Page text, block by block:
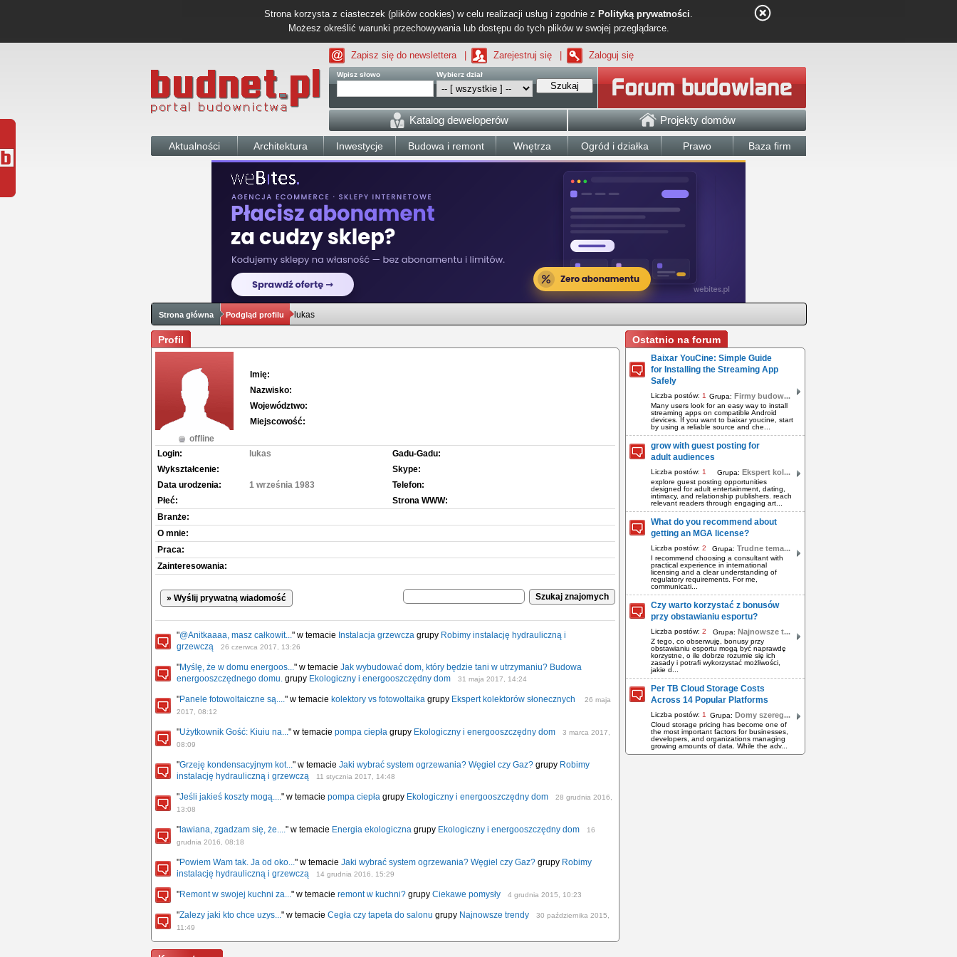
Strona korzysta z ciasteczek (plików cookies) w celu realizacji usług i zgodnie z Polityką prywatności.
Możesz określić warunki przechowywania lub dostępu do tych plików w swojej przeglądarce.
Zapisz się do newslettera Zarejestruj się Zaloguj się
Wpisz słowo Wybierz dział
Szukaj
Katalog deweloperów Projekty domów
Aktualności Architektura Inwestycje Budowa i remont Wnętrza Ogród i działka Prawo Baza firm
Strona główna Podgląd profilu lukas
Profil
offline
Imię:
Nazwisko:
Województwo:
Miejscowość:
Login:
lukas
Wykształcenie:
Data urodzenia:
1 września 1983
Płeć:
Gadu-Gadu:
Skype:
Telefon:
Strona WWW:
Branże:
O mnie:
Praca:
Zainteresowania:
» Wyślij prywatną wiadomość
"@Anitkaaaa, masz całkowit..." w temacie Instalacja grzewcza grupy Robimy instalację hydrauliczną i
grzewczą
26 czerwca 2017, 13:26
"Myślę, że w domu energoos..." w temacie Jak wybudować dom, który będzie tani w utrzymaniu? Budowa
energooszczędnego domu. grupy Ekologiczny i energooszczędny dom 31 maja 2017, 14:24
"Panele fotowoltaiczne są...." w temacie kolektory vs fotowoltaika grupy Ekspert kolektorów słonecznych
26 maja
2017, 08:12
"Użytkownik Gość: Kiuiu na..." w temacie pompa ciepła grupy Ekologiczny i energooszczędny dom
3 marca 2017,
08:09
"Grzeję kondensacyjnym kot..." w temacie Jaki wybrać system ogrzewania? Węgiel czy Gaz? grupy Robimy
instalację hydrauliczną i grzewczą
11 stycznia 2017, 14:48
"Jeśli jakieś koszty mogą...." w temacie pompa ciepła grupy Ekologiczny i energooszczędny dom
28 grudnia 2016,
13:08
" lawiana, zgadzam się, że...." w temacie Energia ekologiczna grupy Ekologiczny i energooszczędny dom
16
grudnia 2016, 08:18
"Powiem Wam tak. Ja od oko..." w temacie Jaki wybrać system ogrzewania? Węgiel czy Gaz? grupy Robimy
instalację hydrauliczną i grzewczą
14 grudnia 2016, 15:29
"Remont w swojej kuchni za..." w temacie remont w kuchni? grupy Ciekawe pomysły 4 grudnia 2015, 10:23
"Zalezy jaki kto chce uzys..." w temacie Cegła czy tapeta do salonu grupy Najnowsze trendy
30 października 2015,
11:49
Ostatnio na forum
Baixar YouCine: Simple Guide
for Installing the Streaming App
Safely
Liczba postów: 1 Grupa: Firmy budow...
Many users look for an easy way to install
streaming apps on compatible Android
devices. If you want to baixar youcine, start
by using a reliable source and che...
grow with guest posting for
adult audiences
Liczba postów: 1 Grupa: Ekspert kol...
explore guest posting opportunities
designed for adult entertainment, dating,
intimacy, and relationship publishers. reach
relevant readers through engaging art...
What do you recommend about
getting an MGA license?
Liczba postów: 2 Grupa: Trudne tema...
I recommend choosing a consultant with
practical experience in international
licensing and a clear understanding of
regulatory requirements. For me,
communicati...
Czy warto korzystać z bonusów
przy obstawianiu esportu?
Liczba postów: 2 Grupa: Najnowsze t...
Z tego, co obserwuję, bonusy przy
obstawianiu esportu mogą być naprawdę
korzystne, o ile dobrze rozumie się ich
zasady i potrafi wykorzystać możliwości,
jakie d...
Per TB Cloud Storage Costs
Across 14 Popular Platforms
Liczba postów: 1 Grupa: Domy szereg...
Cloud storage pricing has become one of
the most important factors for businesses,
developers, and organizations managing
growing amounts of data. While the adv...